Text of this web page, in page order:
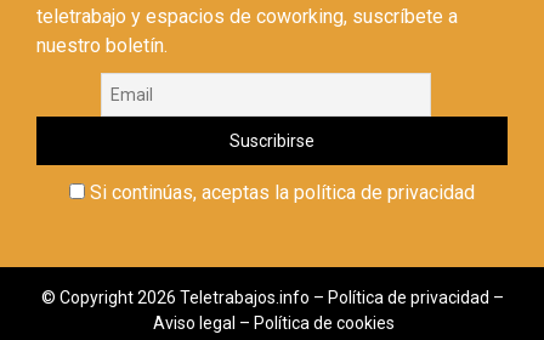
teletrabajo y espacios de coworking, suscríbete a
nuestro boletín.
Si continúas, aceptas la política de privacidad
© Copyright 2026 Teletrabajos.info – Política de privacidad –
Aviso legal – Política de cookies